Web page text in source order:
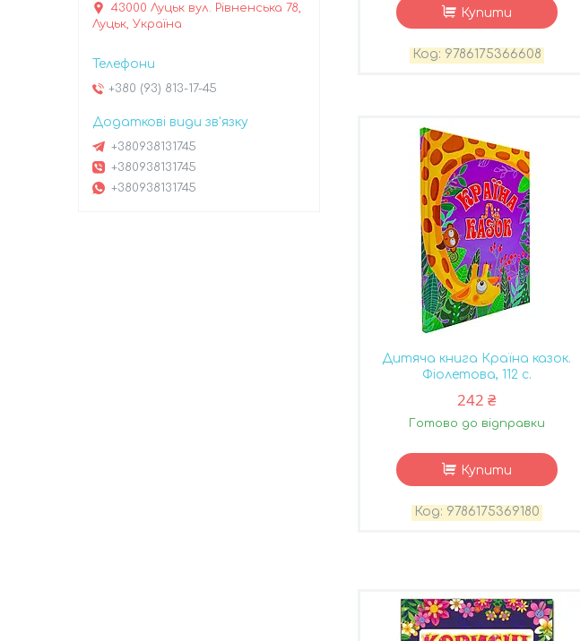
Купити
9786175366608
Дитяча книга Країна казок.
Фіолетова, 112 с.
242 ₴
Готово до відправки
Купити
9786175369180
43000 Луцьк вул. Рівненська 78,
Луцьк, Україна
+380 (93) 813-17-45
+380938131745
+380938131745
+380938131745